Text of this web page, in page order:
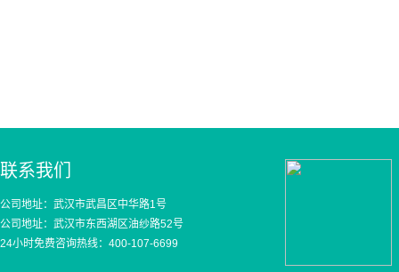
联系我们
公司地址：武汉市武昌区中华路1号
公司地址：武汉市东西湖区油纱路52号
24小时免费咨询热线：400-107-6699